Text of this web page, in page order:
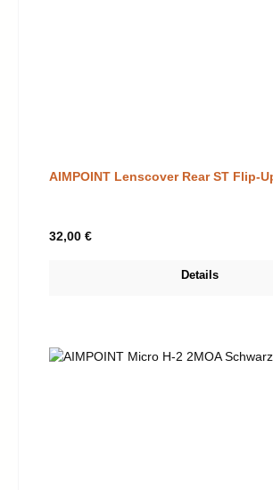
AIMPOINT Lenscover Rear ST Flip-
Regulärer Preis:
32,00 €
Details